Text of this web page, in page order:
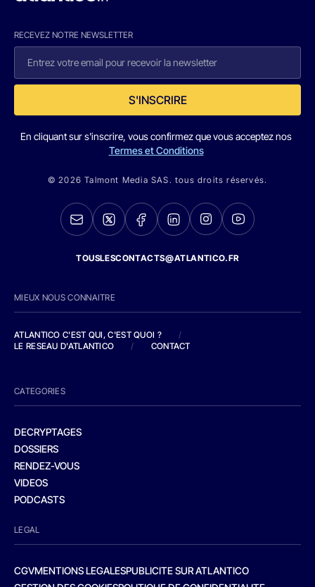
RECEVEZ NOTRE NEWSLETTER
S'INSCRIRE
En cliquant sur s'inscrire, vous confirmez que vous acceptez nos
Termes et Conditions
© 2026 Talmont Media SAS. tous droits réservés.
TOUSLESCONTACTS@ATLANTICO.FR
MIEUX NOUS CONNAITRE
ATLANTICO C'EST QUI, C'EST QUOI ?
/
LE RESEAU D'ATLANTICO
/ CONTACT
CATEGORIES
DECRYPTAGES
DOSSIERS
RENDEZ-VOUS
VIDEOS
PODCASTS
LEGAL
CGVMENTIONS LEGALESPUBLICITE SUR ATLANTICO